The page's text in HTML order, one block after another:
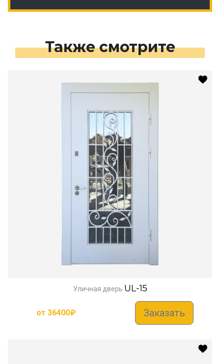
Также смотрите
Уличная дверь UL-15
от 36400₽ Заказать